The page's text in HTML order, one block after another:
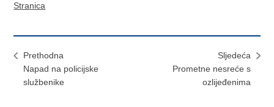
Stranica
Prethodna
Napad na policijske
službenike
Sljedeća
Prometne nesreće s
ozlijeđenima